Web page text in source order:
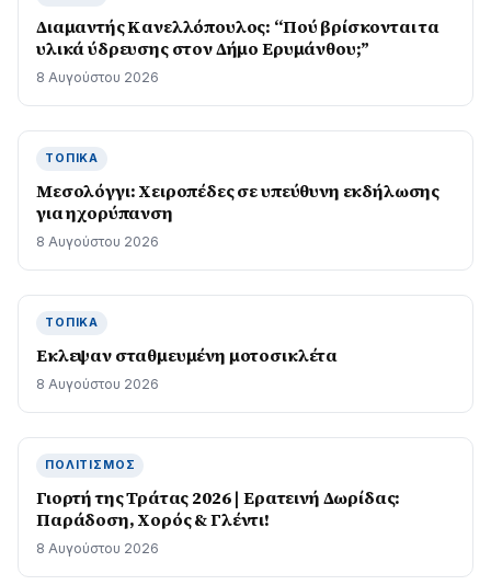
Διαμαντής Κανελλόπουλος: “Πού βρίσκονται τα
υλικά ύδρευσης στον Δήμο Ερυμάνθου;”
8 Αυγούστου 2026
ΤΟΠΙΚΆ
Μεσολόγγι: Χειροπέδες σε υπεύθυνη εκδήλωσης
για ηχορύπανση
8 Αυγούστου 2026
ΤΟΠΙΚΆ
Εκλεψαν σταθμευμένη μοτοσικλέτα
8 Αυγούστου 2026
ΠΟΛΙΤΙΣΜΌΣ
Γιορτή της Τράτας 2026 | Ερατεινή Δωρίδας:
Παράδοση, Χορός & Γλέντι!
8 Αυγούστου 2026